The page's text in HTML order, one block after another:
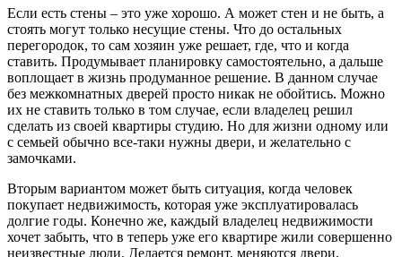
Если есть стены – это уже хорошо. А может стен и не быть, а
стоять могут только несущие стены. Что до остальных
перегородок, то сам хозяин уже решает, где, что и когда
ставить. Продумывает планировку самостоятельно, а дальше
воплощает в жизнь продуманное решение. В данном случае
без межкомнатных дверей просто никак не обойтись. Можно
их не ставить только в том случае, если владелец решил
сделать из своей квартиры студию. Но для жизни одному или
с семьей обычно все-таки нужны двери, и желательно с
замочками.
Вторым вариантом может быть ситуация, когда человек
покупает недвижимость, которая уже эксплуатировалась
долгие годы. Конечно же, каждый владелец недвижимости
хочет забыть, что в теперь уже его квартире жили совершенно
неизвестные люди. Делается ремонт, меняются двери.